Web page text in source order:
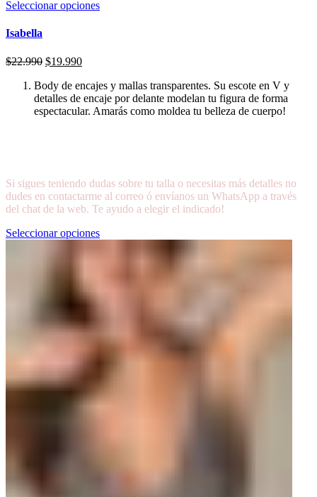
Seleccionar opciones
Isabella
$22.990 $19.990
Body de encajes y mallas transparentes. Su escote en V y
detalles de encaje por delante modelan tu figura de forma
espectacular. Amarás como moldea tu belleza de cuerpo!
Si sigues teniendo dudas sobre tu talla o necesitas más detalles no
dudes en contactarme al correo ó envíanos un WhatsApp a través
del chat de la web. Te ayudo a elegir el indicado!
Seleccionar opciones